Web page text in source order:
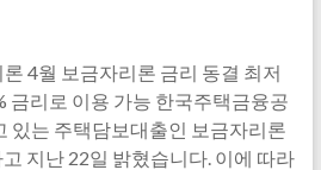
4월 보금자리론 금리 동결 최저
금리로 이용 가능 한국주택금융공
있는 주택담보대출인 보금자리론
지난 22일 밝혔습니다. 이에 따라